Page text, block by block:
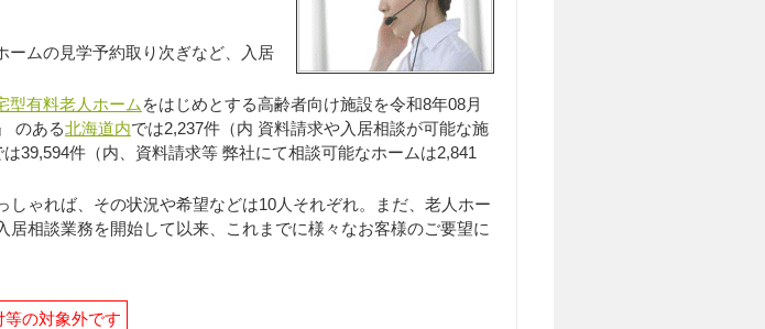
ムの見学予約取り次ぎなど、入居
型有料老人ホーム をはじめとする高齢者向け施設を令和8年08月
のある北海道内では2,237件（内 資料請求や入居相談が可能な施
39,594件（内、資料請求等 弊社にて相談可能なホームは2,841
れば、その状況や希望などは10人それぞれ。まだ、老人ホー
相談業務を開始して以来、これまでに様々なお客様のご要望に
の対象外です